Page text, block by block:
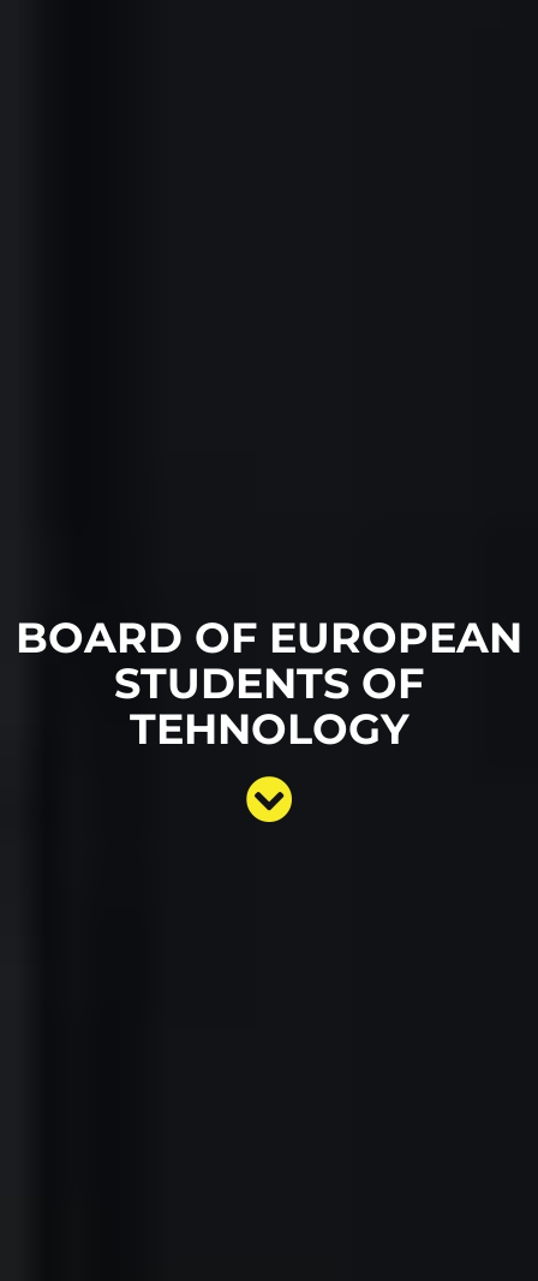
BOARD OF EUROPEAN
STUDENTS OF
TEHNOLOGY